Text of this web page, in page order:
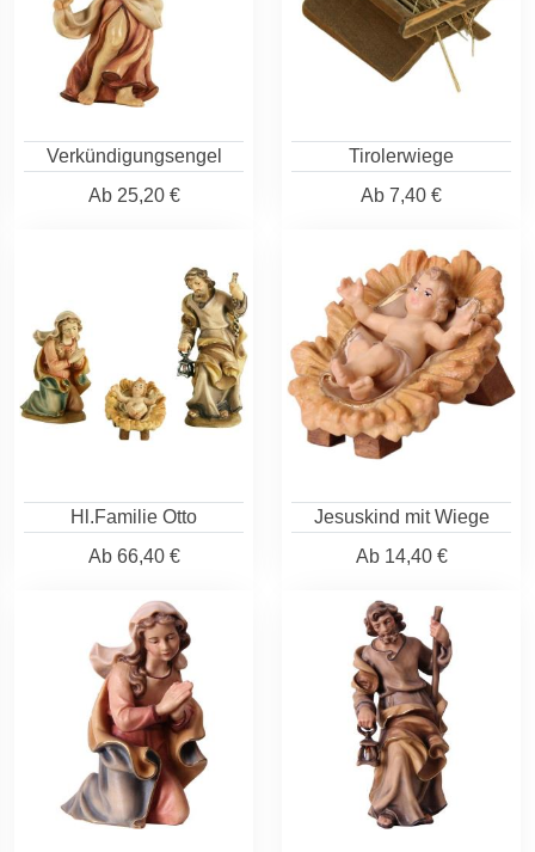
Verkündigungsengel
Ab25,20 €
Tirolerwiege
Ab 7,40 €
Hl.Familie Otto
Ab66,40 €
Jesuskind mit Wiege
Ab14,40 €